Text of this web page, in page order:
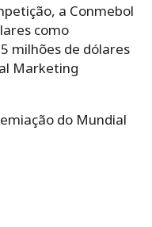
a Conmebol
como
milhões de dólares
Marketing
do Mundial